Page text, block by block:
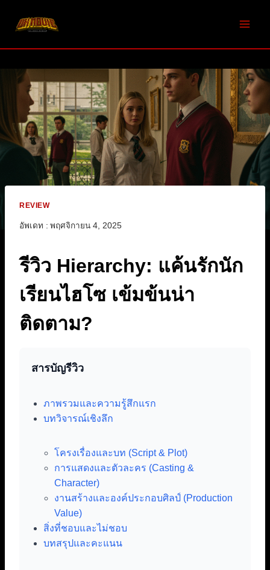
REVIEW
อัพเดท : พฤศจิกายน 4, 2025
รีวิว Hierarchy: แค้นรักนัก
เรียนไฮโซ เข้มข้นน่า
ติดตาม?
สารบัญรีวิว
ภาพรวมและความรู้สึกแรก
บทวิจารณ์เชิงลึก
โครงเรื่องและบท (Script & Plot)
การแสดงและตัวละคร (Casting &
Character)
งานสร้างและองค์ประกอบศิลป์ (Production
Value)
สิ่งที่ชอบและไม่ชอบ
บทสรุปและคะแนน